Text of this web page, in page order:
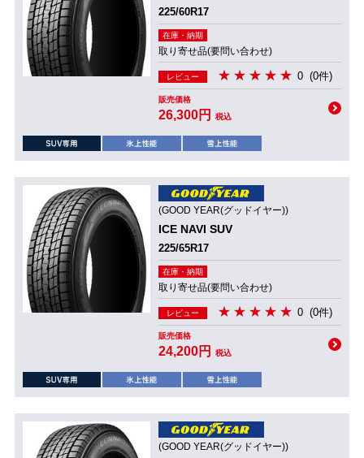
225/60R17
在庫・納期
取り寄せ品(要問い合わせ)
レビュー 0 (0件)
販売価格
26,300円 税込
(GOOD YEAR(グッドイヤー))
ICE NAVI SUV
225/65R17
在庫・納期
取り寄せ品(要問い合わせ)
レビュー 0 (0件)
販売価格
24,200円 税込
(GOOD YEAR(グッドイヤー))